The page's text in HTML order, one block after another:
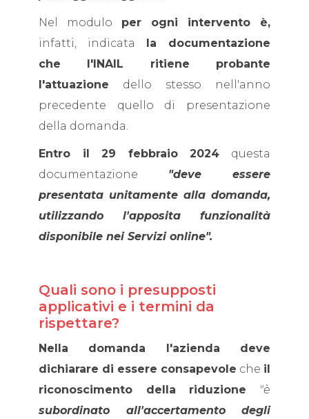
Nel modulo per ogni intervento è,
infatti, indicata
la documentazione
che l'INAIL ritiene probante
l'attuazione dello stesso nell'anno
precedente quello di presentazione
della domanda.
Entro il 29 febbraio 2024 questa
documentazione "deve essere
presentata unitamente alla domanda,
utilizzando l'apposita funzionalità
disponibile nei Servizi online".
Quali sono i presupposti
applicativi e i termini da
rispettare?
Nella domanda l'azienda deve
dichiarare di essere consapevole che il
riconoscimento della riduzione
"è
subordinato all'accertamento degli